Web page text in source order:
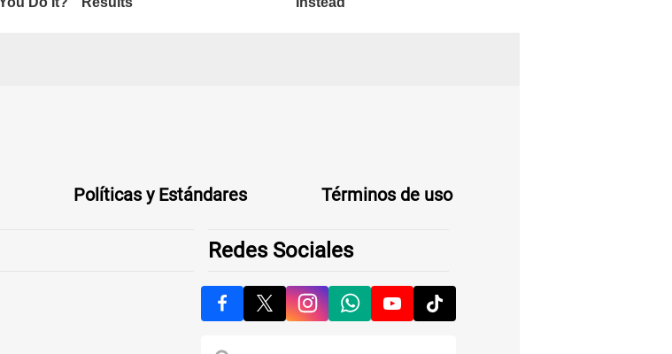
Políticas y Estándares Términos de uso
Redes Sociales